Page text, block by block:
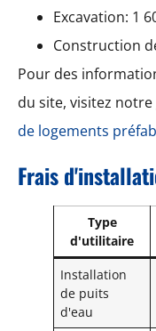
Excavation: 1
Construction
Pour des
du site, visitez
de logements
Frais
Type
d'utilitaire
Installation
de puits
d'eau